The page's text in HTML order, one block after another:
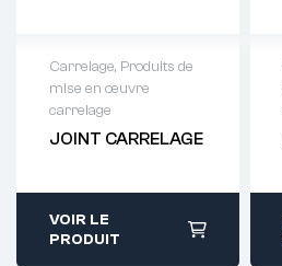
Carrelage, Produits de
mise en œuvre
carrelage
JOINT CARRELAGE
Demande de
93 38
VOIR LE
PRODUIT